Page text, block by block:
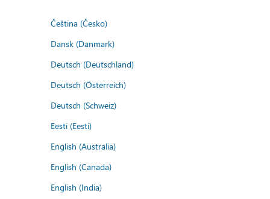
Čeština (Česko)
Dansk (Danmark)
Deutsch (Deutschland)
Deutsch (Österreich)
Deutsch (Schweiz)
Eesti (Eesti)
English (Australia)
English (Canada)
English (India)